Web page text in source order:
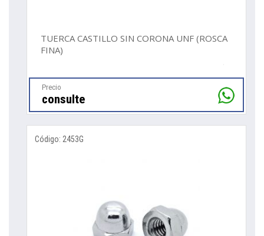
TUERCA CASTILLO SIN CORONA UNF (ROSCA
FINA)
Precio
consulte
Código: 2453G